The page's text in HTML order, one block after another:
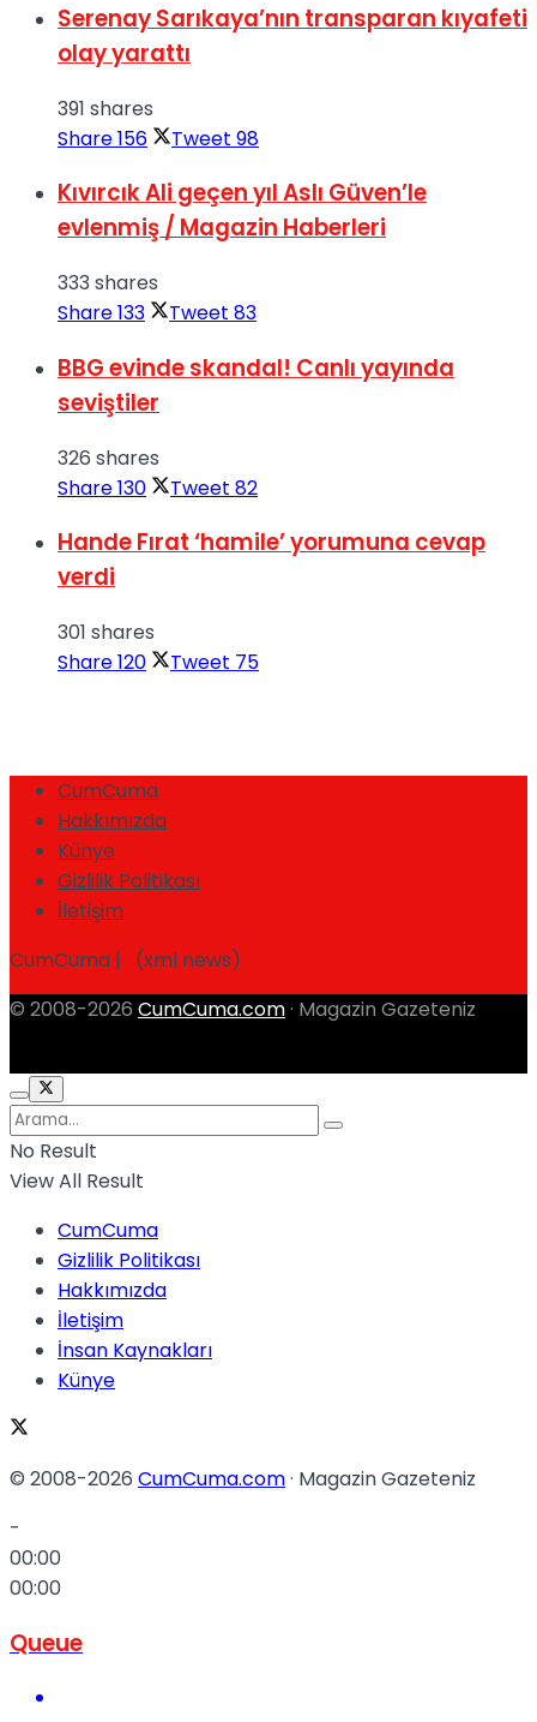
Serenay Sarıkaya’nın transparan kıyafeti
olay yarattı
391 shares
Share156 Tweet 98
Kıvırcık Ali geçen yıl Aslı Güven’le
evlenmiş / Magazin Haberleri
333 shares
Share133 Tweet 83
BBG evinde skandal! Canlı yayında
seviştiler
326 shares
Share130 Tweet 82
Hande Fırat ‘hamile’ yorumuna cevap
verdi
301 shares
Share120 Tweet 75
CumCuma
Hakkımızda
Künye
Gizlilik Politikası
İletişim
CumCuma | (xml news)
© 2008-2026 CumCuma.com · Magazin Gazeteniz
No Result
View All Result
CumCuma
Gizlilik Politikası
Hakkımızda
İletişim
İnsan Kaynakları
Künye
© 2008-2026 CumCuma.com· Magazin Gazeteniz
-
00:00
00:00
Queue